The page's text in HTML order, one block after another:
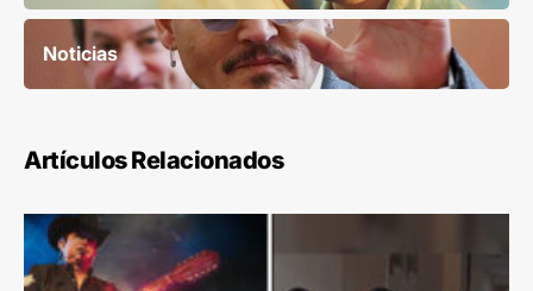
Noticias
Artículos Relacionados